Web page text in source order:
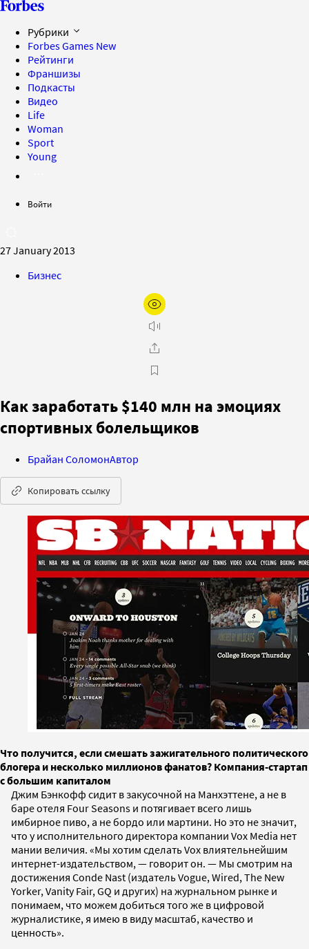
Рубрики
Forbes Games New
Рейтинги
Франшизы
Подкасты
Видео
Life
Woman
Sport
Young
Войти
27 January 2013
Бизнес
Как заработать $140 млн на эмоциях
спортивных болельщиков
Брайан СоломонАвтор
Копировать ссылку
Что получится, если смешать зажигательного политического
блогера и несколько миллионов фанатов? Компания-стартап
с большим капиталом
Джим Бэнкофф сидит в закусочной на Манхэттене, а не в
баре отеля Four Seasons и потягивает всего лишь
имбирное пиво, а не бордо или мартини. Но это не значит,
что у исполнительного директора компании Vox Media нет
мании величия. «Мы хотим сделать Vox влиятельнейшим
интернет-издательством, — говорит он. — Мы смотрим на
достижения Conde Nast (издатель Vogue, Wired, The New
Yorker, Vanity Fair, GQ и других) на журнальном рынке и
понимаем, что можем добиться того же в цифровой
журналистике, я имею в виду масштаб, качество и
ценность».